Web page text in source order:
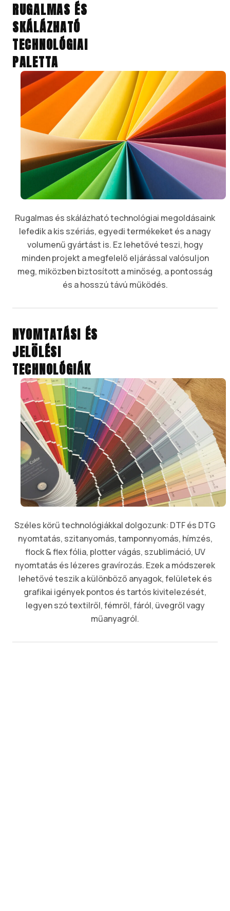
RUGALMAS ÉS
SKÁLÁZHATÓ
TECHNOLÓGIAI
PALETTA
Rugalmas és skálázható technológiai megoldásaink
lefedik a kis szériás, egyedi termékeket és a nagy
volumenű gyártást is. Ez lehetővé teszi, hogy
minden projekt a megfelelő eljárással valósuljon
meg, miközben biztosított a minőség, a pontosság
és a hosszú távú működés.
NYOMTATÁSI ÉS
JELÖLÉSI
TECHNOLÓGIÁK
Széles körű technológiákkal dolgozunk: DTF és DTG
nyomtatás, szitanyomás, tamponnyomás, hímzés,
flock & flex fólia, plotter vágás, szublimáció, UV
nyomtatás és lézeres gravírozás. Ezek a módszerek
lehetővé teszik a különböző anyagok, felületek és
grafikai igények pontos és tartós kivitelezését,
legyen szó textilről, fémről, fáról, üvegről vagy
műanyagról.